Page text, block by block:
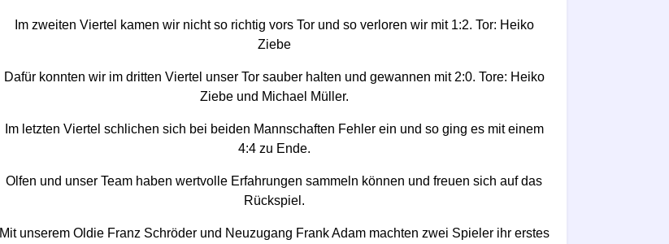
Im zweiten Viertel kamen wir nicht so richtig vors Tor und so verloren wir mit 1:2. Tor: Heiko
Ziebe
Dafür konnten wir im dritten Viertel unser Tor sauber halten und gewannen mit 2:0. Tore: Heiko
Ziebe und Michael Müller.
Im letzten Viertel schlichen sich bei beiden Mannschaften Fehler ein und so ging es mit einem
4:4 zu Ende.
Olfen und unser Team haben wertvolle Erfahrungen sammeln können und freuen sich auf das
Rückspiel.
Mit unserem Oldie Franz Schröder und Neuzugang Frank Adam machten zwei Spieler ihr erstes